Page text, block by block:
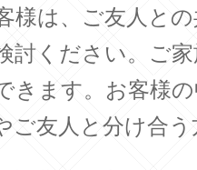
様は、ご友人と
討ください。ご
きます。お客様
ご友人と分け合